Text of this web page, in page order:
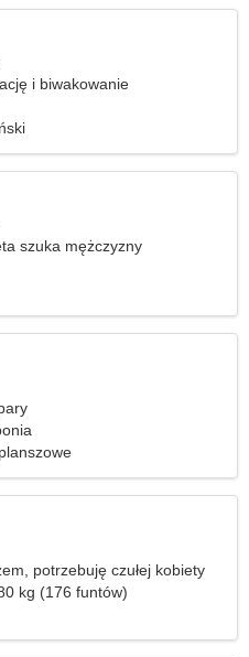
i biwakowanie
szuka mężczyzny
potrzebuję czułej kobiety
kg (176 funtów)